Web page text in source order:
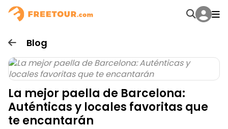
Blog
La mejor paella de Barcelona:
Auténticas y locales favoritas que
te encantarán